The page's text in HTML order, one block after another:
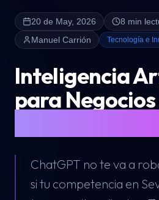
Servicios
20 de May, 2026
8 min
Manuel Carrión
Tecnología e
Inteligencia
para
ChatGPT no te va a
si tu competencia en